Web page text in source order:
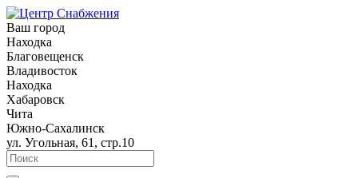
Ваш город
Находка
Благовещенск
Владивосток
Находка
Хабаровск
Чита
Южно-Сахалинск
ул. Угольная, 61, стр.10